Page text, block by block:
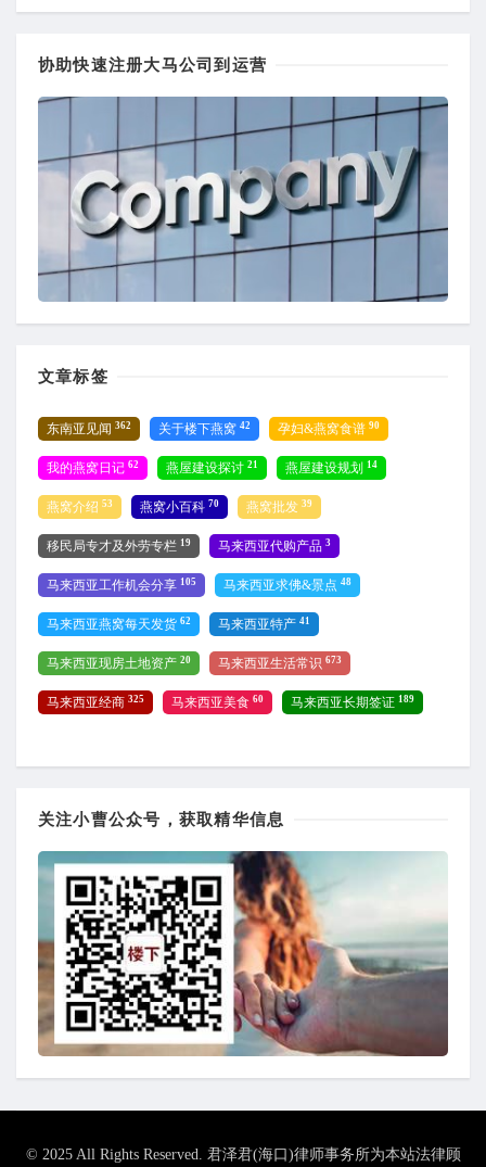
协助快速注册大马公司到运营
文章标签
东南亚见闻 362 关于楼下燕窝 42 孕妇&燕窝食谱 90
我的燕窝日记 62 燕屋建设探讨 21 燕屋建设规划 14
燕窝介绍 53 燕窝小百科 70 燕窝批发 39
移民局专才及外劳专栏 19 马来西亚代购产品 3
马来西亚工作机会分享 105 马来西亚求佛&景点 48
马来西亚燕窝每天发货 62 马来西亚特产 41
马来西亚现房土地资产 20 马来西亚生活常识 673
马来西亚经商 325 马来西亚美食 60 马来西亚长期签证 189
关注小曹公众号，获取精华信息
© 2025 All Rights Reserved. 君泽君(海口)律师事务所为本站法律顾